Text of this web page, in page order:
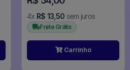
4x R$ 13,50 sem juros
Frete Grátis
Carrinho